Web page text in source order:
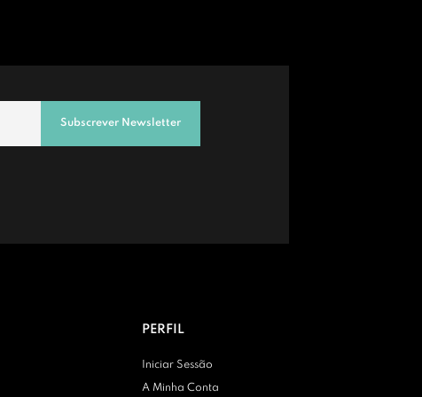
Subscrever Newsletter
PERFIL
Iniciar Sessão
A Minha Conta